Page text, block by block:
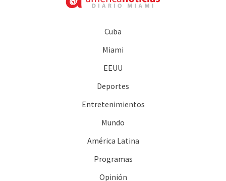
Cuba
Miami
EEUU
Deportes
Entretenimientos
Mundo
América Latina
Programas
Opinión